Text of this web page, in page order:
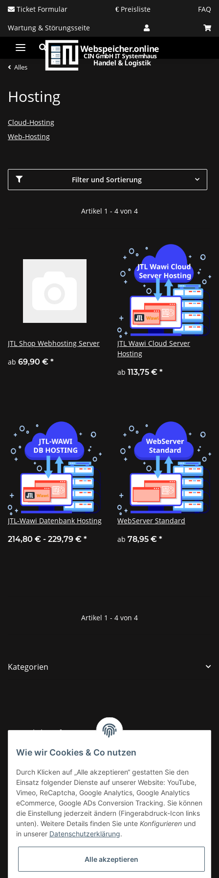
Ticket Formular Preisliste
FAQ
Wartung & Störungsseite
Alles
Hosting
Cloud-Hosting
Web-Hosting
Filter und Sortierung
Artikel 1 - 4 von 4
JTL Shop Webhosting Server
ab 69,90 € *
JTL Wawi Cloud Server
Hosting
ab 113,75 € *
JTL-Wawi Datenbank Hosting
214,80 € - 229,79 € *
WebServer Standard
ab 78,95 € *
Artikel 1 - 4 von 4
Kategorien
Gesetzliche Informationen
Wie wir Cookies & Co nutzen
Durch Klicken auf „Alle akzeptieren“ gestatten Sie den
Einsatz folgender Dienste auf unserer Website: YouTube,
Vimeo, ReCaptcha, Google Analytics, Google Analytics
eCommerce, Google ADs Conversion Tracking. Sie können
die Einstellung jederzeit ändern (Fingerabdruck-Icon links
unten). Weitere Details finden Sie unte Konfigurieren und
in unserer Datenschutzerklärung.
Alle akzeptieren